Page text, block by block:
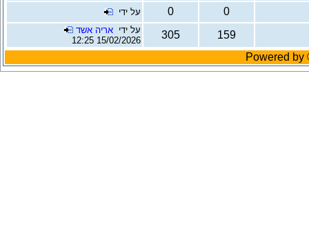
על ידי 0 0
על ידי אריה אשד
15/02/2026 12:25
305
159
Powered by